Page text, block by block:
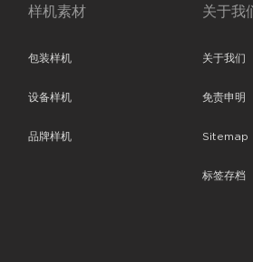
样机素材
包装样机
设备样机
品牌样机
关于我
关于我们
免责申明
Sitemap
标签存档